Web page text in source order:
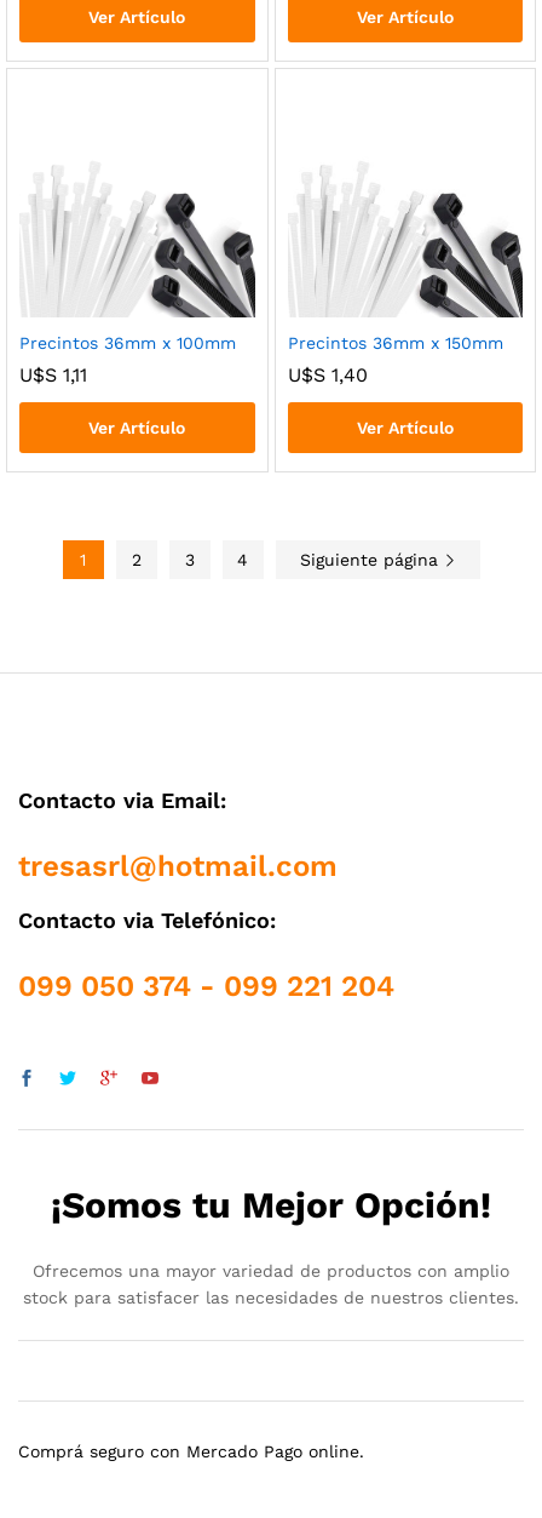
Ver Artículo Ver Artículo
Precintos 36mm x 100mm
U$S 1,11
Ver Artículo
Precintos 36mm x 150mm
U$S1,40
Ver Artículo
1 2 3 4 Siguiente página
Contacto via Email:
tresasrl@hotmail.com
Contacto via Telefónico:
099 050 374 - 099 221 204
¡Somos tu Mejor Opción!
Ofrecemos una mayor variedad de productos con amplio
stock para satisfacer las necesidades de nuestros clientes.
Comprá seguro con Mercado Pago online.